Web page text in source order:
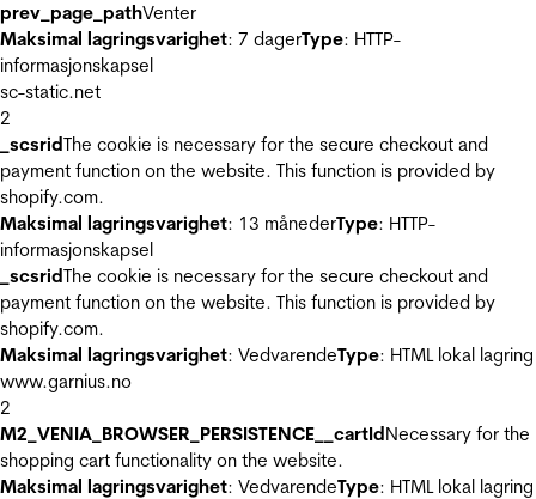
prev_page_pathVenter
Maksimal lagringsvarighet: 7 dagerType: HTTP-
informasjonskapsel
sc-static.net
2
_scsridThe cookie is necessary for the secure checkout and
payment function on the website. This function is provided by
shopify.com.
Maksimal lagringsvarighet: 13 månederType: HTTP-
informasjonskapsel
_scsridThe cookie is necessary for the secure checkout and
payment function on the website. This function is provided by
shopify.com.
Maksimal lagringsvarighet: VedvarendeType: HTML lokal lagring
www.garnius.no
2
M2_VENIA_BROWSER_PERSISTENCE__cartIdNecessary for the
shopping cart functionality on the website.
Maksimal lagringsvarighet: VedvarendeType: HTML lokal lagring